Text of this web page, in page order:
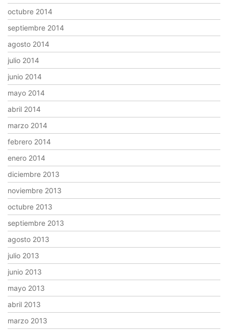
octubre 2014
septiembre 2014
agosto 2014
julio 2014
junio 2014
mayo 2014
abril 2014
marzo 2014
febrero 2014
enero 2014
diciembre 2013
noviembre 2013
octubre 2013
septiembre 2013
agosto 2013
julio 2013
junio 2013
mayo 2013
abril 2013
marzo 2013